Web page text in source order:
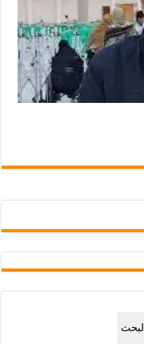
البحث